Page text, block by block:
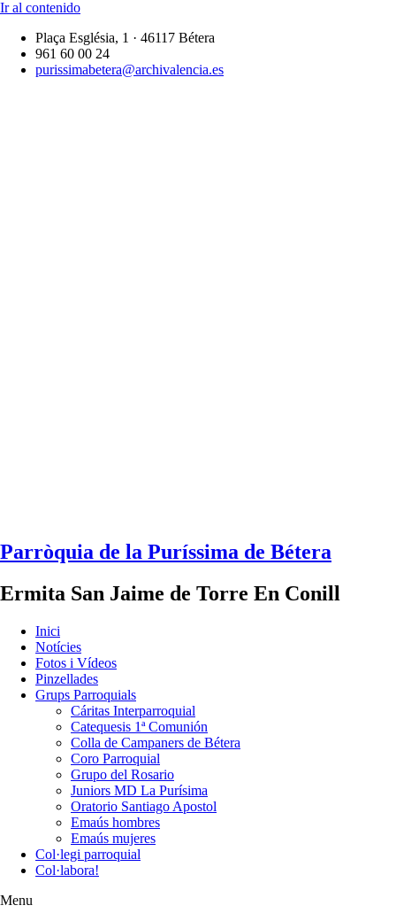
Ir al contenido
Plaça Església, 1 · 46117 Bétera
961 60 00 24
purissimabetera@archivalencia.es
Parròquia de la Puríssima de Bétera
Ermita San Jaime de Torre En Conill
Inici
Notícies
Fotos i Vídeos
Pinzellades
Grups Parroquials
Cáritas Interparroquial
Catequesis 1ª Comunión
Colla de Campaners de Bétera
Coro Parroquial
Grupo del Rosario
Juniors MD La Purísima
Oratorio Santiago Apostol
Emaús hombres
Emaús mujeres
Col·legi parroquial
Col·labora!
Menu